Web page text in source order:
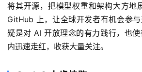
将其开源，把模型权重和架构大方地
GitHub 上，让全球开发者有机会参
疑是对 AI 开放理念的有力践行，也
内迅速走红，收获大量关注。